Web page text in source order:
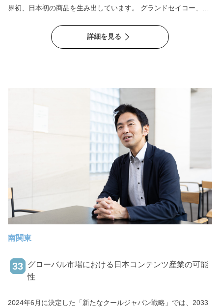
界初、日本初の商品を生み出しています。 グランドセイコー、キ
アなどのブランドを展開する中で、近年、日本だけでなく海外か
らも注目と称賛を集めるブランドがあります。それは、フランス
機械式腕時計ブランドです。日本のモノづくりの歴史、伝統、英
知が集結したプレザージュの誕生から現在まで、背景に流れるリ
アルなストーリーをお届けします。
詳細を見る
南関東
33 グローバル市場における日本コンテンツ産業の可能
性
2024年6月に決定した「新たなクールジャパン戦略」では、2033